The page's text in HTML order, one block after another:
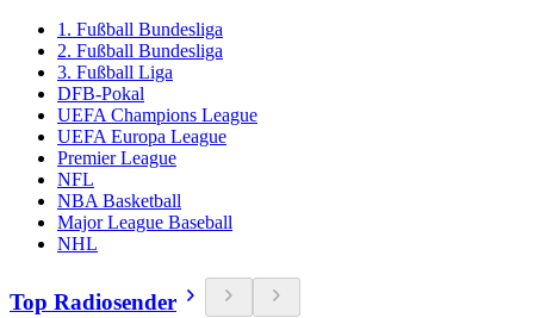
1. Fußball Bundesliga
2. Fußball Bundesliga
3. Fußball Liga
DFB-Pokal
UEFA Champions League
UEFA Europa League
Premier League
NFL
NBA Basketball
Major League Baseball
NHL
Top Radiosender